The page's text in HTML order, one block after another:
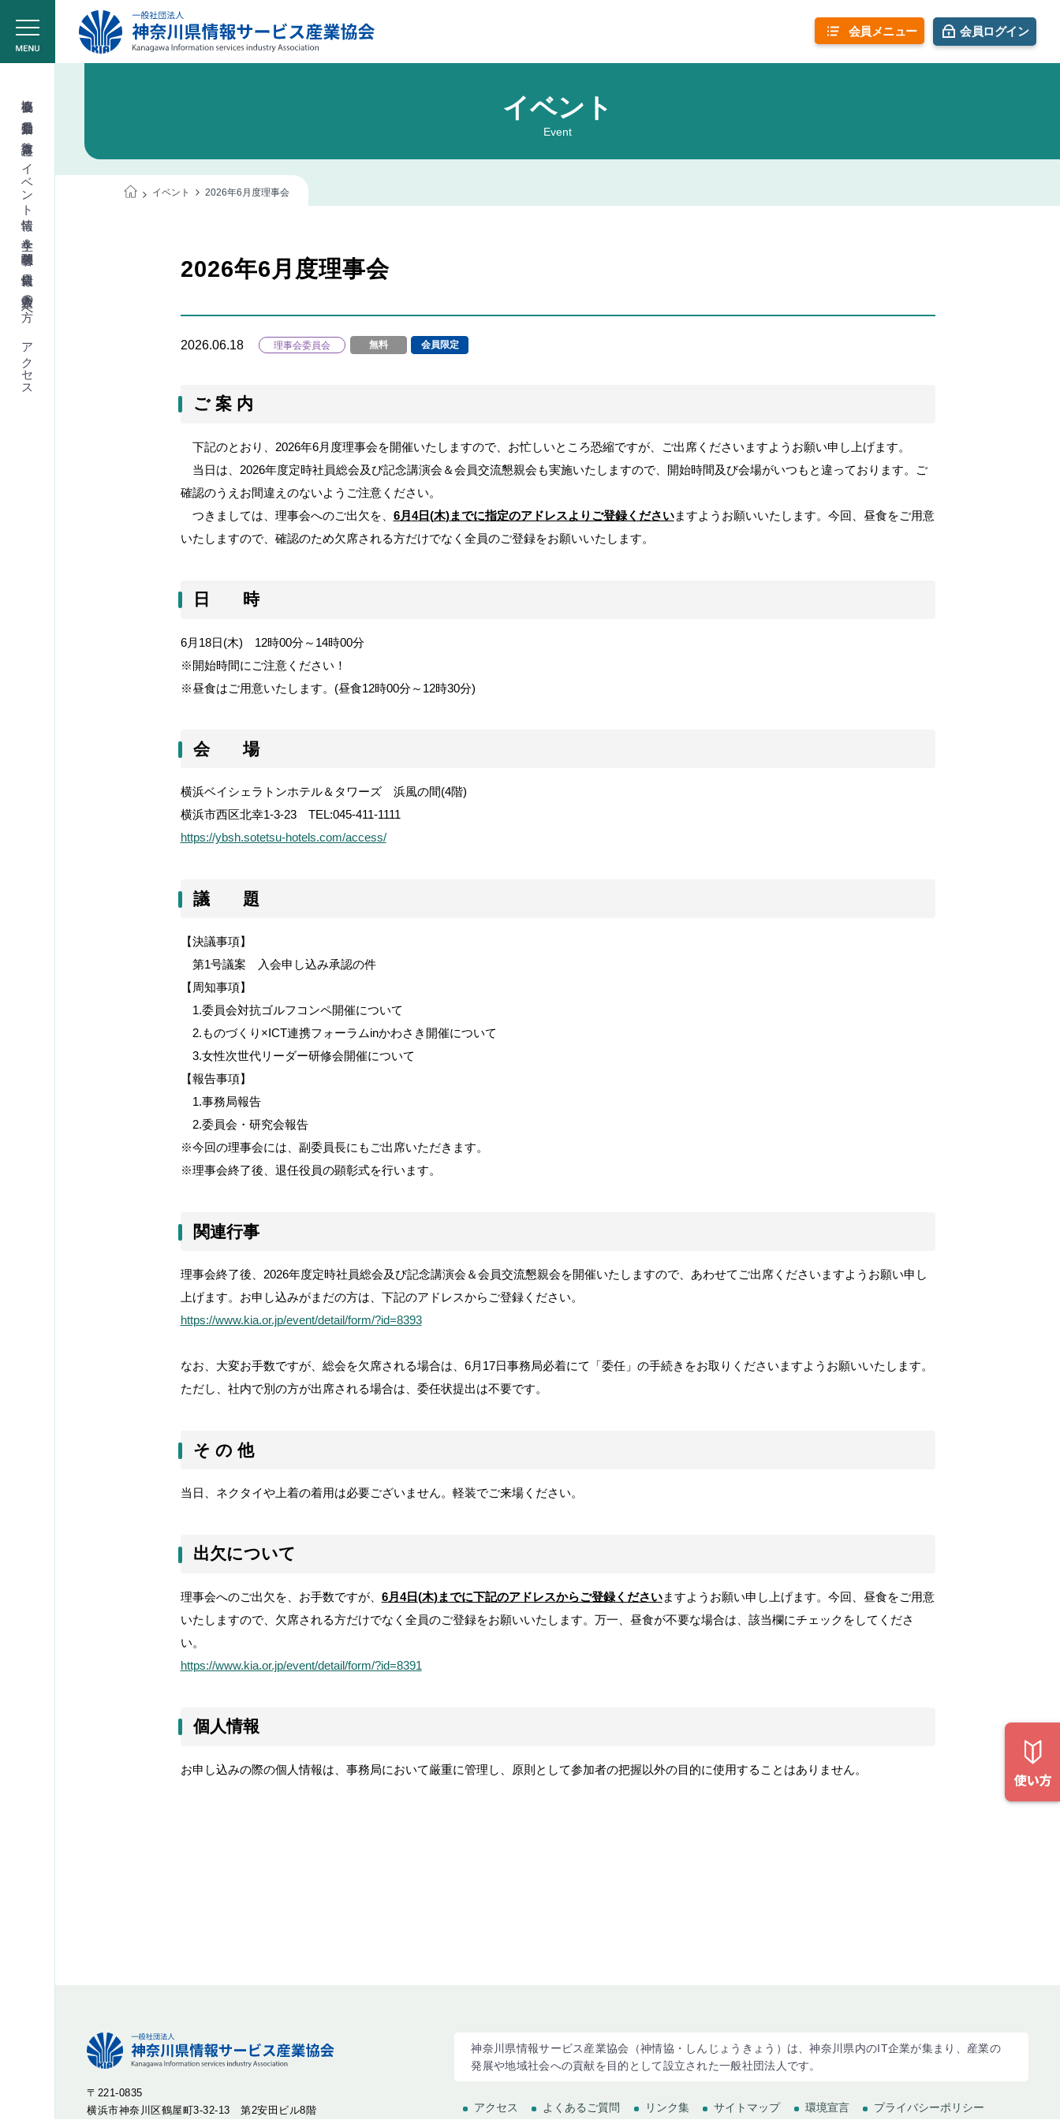
会員 メニュー 会員ログイン
イベント情報
学生＆学校関係者
入会希望の方へ
アクセス
イベント
Event
イベント 2026年6月度理事会
2026年6月度理事会
2026.06.18 理事会委員会 無料 会員限定
ご 案 内
下記のとおり、 2026年6月度理事会を開催いたしますので、お忙しいところ恐縮ですが、ご出席くださいますようお願い申し上げます。
当日は、 2026年度定時社員総会及び記念講演会＆会員交流懇親会も実施いたしますので、開始時間及び会場がいつもと違っております。ご
確認のうえお間違えのないようご注意ください。
つきましては、理事会へのご出欠を、 6月 4日(木)までに指定のアドレスよりご登録くださいますようお願いいたします。今回、昼食をご用意
いたしますので、確認のため欠席される方だけでなく全員のご登録をお願いいたします。
日 時
6月 18日(木) 12時00分～ 14時00分
※開始時間にご注意ください！
※昼食はご用意いたします。 (昼食12時00分～ 12時30分)
会 場
横浜ベイシェラトンホテル＆タワーズ 浜風の間(4階)
横浜市西区北幸1-3-23
TEL:045-411-1111
https://ybsh.sotetsu-hotels.com/access/
議 題
【決議事項】
第1号議案 入会申し込み承認の件
【周知事項】
1.委員会対抗ゴルフコンペ開催について
2.ものづくり ×ICT連携フォーラムinかわさき開催について
3.女性次世代リーダー研修会開催について
【報告事項】
1.事務局報告
2.委員会・研究会報告
※今回の理事会には、副委員長にもご出席いただきます。
※理事会終了後、退任役員の顕彰式を行います。
関連行事
理事会終了後、 2026年度定時社員総会及び記念講演会＆会員交流懇親会を開催いたしますので、あわせてご出席くださいますようお願い申し
上げます。お申し込みがまだの方は、下記のアドレスからご登録ください。
https://www.kia.or.jp/event/detail/form/?id=8393
なお、大変お手数ですが、総会を欠席される場合は、 6月 17日事務局必着にて「委任」の手続きをお取りくださいますようお願いいたします。
ただし、社内で別の方が出席される場合は、委任状提出は不要です。
そ の 他
当日、ネクタイや上着の着用は必要ございません。軽装でご来場ください。
出欠について
理事会へのご出欠を、お手数ですが、 6月 4日(木)までに下記のアドレスからご登録くださいますようお願い申し上げます。今回、昼食をご用意
いたしますので、欠席される方だけでなく全員のご登録をお願いいたします。万一、昼食が不要な場合は、該当欄にチェックをしてくださ
い。
https://www.kia.or.jp/event/detail/form/?id=8391
個人情報
お申し込みの際の個人情報は、事務局において厳重に管理し、原則として参加者の把握以外の目的に使用することはありません。
〒221-0835
横浜市神奈川区鶴屋町3-32-13 第2安田ビル8階
神奈川県情報サービス産業協会（神情協・しんじょうきょう）は、神奈川県内のIT企業が集まり、産業の
発展や地域社会への貢献を目的として設立された一般社団法人です。
アクセス よくあるご質問 リンク集 サイトマップ 環境宣言 プライバシーポリシー